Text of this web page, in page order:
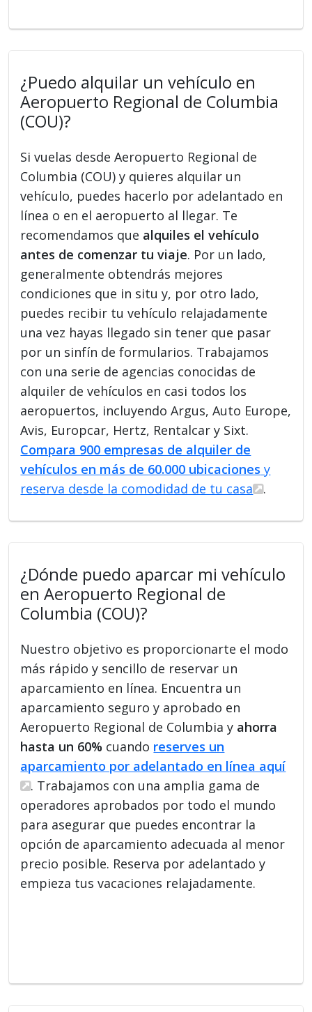
¿Puedo alquilar un vehículo en
Aeropuerto Regional de Columbia
(COU)?
Si vuelas desde Aeropuerto Regional de
Columbia (COU) y quieres alquilar un
vehículo, puedes hacerlo por adelantado en
línea o en el aeropuerto al llegar. Te
recomendamos que alquiles el vehículo
antes de comenzar tu viaje. Por un lado,
generalmente obtendrás mejores
condiciones que in situ y, por otro lado,
puedes recibir tu vehículo relajadamente
una vez hayas llegado sin tener que pasar
por un sinfín de formularios. Trabajamos
con una serie de agencias conocidas de
alquiler de vehículos en casi todos los
aeropuertos, incluyendo Argus, Auto Europe,
Avis, Europcar, Hertz, Rentalcar y Sixt.
Compara 900 empresas de alquiler de
vehículos en más de 60.000 ubicaciones y
reserva desde la comodidad de tu casa
.
¿Dónde puedo aparcar mi vehículo
en Aeropuerto Regional de
Columbia (COU)?
Nuestro objetivo es proporcionarte el modo
más rápido y sencillo de reservar un
aparcamiento en línea. Encuentra un
aparcamiento seguro y aprobado en
Aeropuerto Regional de Columbia y ahorra
hasta un 60% cuando reserves un
aparcamiento por adelantado en línea aquí
. Trabajamos con una amplia gama de
operadores aprobados por todo el mundo
para asegurar que puedes encontrar la
opción de aparcamiento adecuada al menor
precio posible. Reserva por adelantado y
empieza tus vacaciones relajadamente.